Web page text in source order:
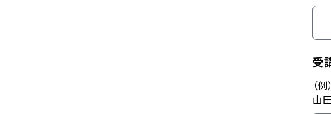
受
（例）
山